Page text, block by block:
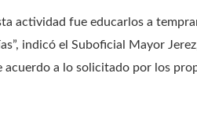
actividad fue educarlos a
indicó el Suboficial Mayor
a lo solicitado por los